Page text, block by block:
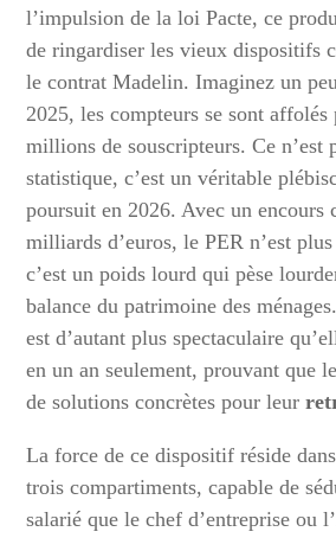
l’impulsion de la loi Pacte, ce
de ringardiser les vieux dispositifs
le contrat Madelin. Imaginez un
2025, les compteurs se sont
millions de souscripteurs. Ce n’est
statistique, c’est un véritable
poursuit en 2026. Avec un encours
milliards d’euros, le PER n’est
c’est un poids lourd qui pèse
balance du patrimoine des
est d’autant plus spectaculaire
en un an seulement, prouvant que
de solutions concrètes pour leur
La force de ce dispositif réside
trois compartiments, capable de
salarié que le chef d’entreprise ou